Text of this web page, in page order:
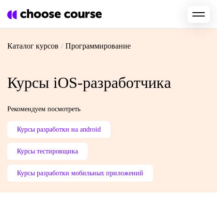
Каталог курсов / Программирование
Курсы iOS-разработчика
Рекомендуем посмотреть
Курсы разработки на android
Курсы тестировщика
Курсы разработки мобильных приложений